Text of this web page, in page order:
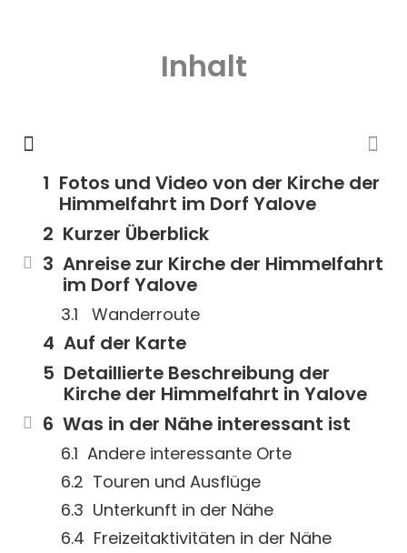
Inhalt
Fotos und Video von der Kirche der
Himmelfahrt im Dorf Yalove
Kurzer Überblick
Anreise zur Kirche der Himmelfahrt
im Dorf Yalove
Wanderroute
Auf der Karte
Detaillierte Beschreibung der
Kirche der Himmelfahrt in Yalove
Was in der Nähe interessant ist
Andere interessante Orte
Touren und Ausflüge
Unterkunft in der Nähe
Freizeitaktivitäten in der Nähe